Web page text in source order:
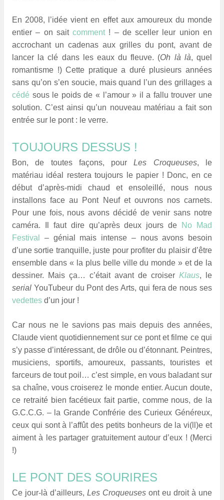
En 2008, l’idée vient en effet aux amoureux du monde
entier – on saitcomment! – de sceller leur union en
accrochant un cadenas aux grilles du pont, avant de
lancer la clé dans les eaux du fleuve. (Oh là là, quel
romantisme !)Cette pratique a duré plusieurs années
sans qu’on s’en soucie, mais quand l’un des grillages a
cédé sous le poids de « l’amour » il a fallu trouver une
solution. C’est ainsi qu’un nouveau matériau a fait son
entrée sur le pont : le verre.
TOUJOURS DESSUS !
Bon, de toutes façons, pourLes Croqueuses, le
matériau idéal restera toujours le papier ! Donc, en ce
début d’après-midi chaud et ensoleillé, nous nous
installons face au Pont Neuf et ouvrons nos carnets.
Pour une fois, nous avons décidé de venir sans notre
caméra. Il faut dire qu’après deux jours de
No Mad
Festival
– génial mais intense – nous avons besoin
d’une sortie tranquille, juste pour profiter du plaisir d’être
ensemble dans « la plus belle ville du monde » et de la
dessiner. Mais ça… c’était avant de croiser Klaus, le
serial YouTubeur du Pont des Arts, qui fera de nous ses
vedettes d’un jour !
Car nous ne le savions pas mais depuis des années,
Claude vient quotidiennement sur ce pont etfilme ce qui
s’y passe d’intéressant, de drôle ou d’étonnant. Peintres,
musiciens, sportifs, amoureux, passants, touristes et
farceurs de tout poil… c’est simple, en vous baladant sur
sa chaîne, vous croiserez le monde entier. Aucun doute,
ce retraité bien facétieux fait partie, comme nous, de la
G.C.C.G. – la Grande Confrérie des Curieux Généreux,
ceux qui sont à l’affût des petits bonheurs de la vi(ll)e et
aiment à les partager gratuitement autour d’eux ! (Merci
!)
LE PONT DES SOURIRES
Ce jour-là d’ailleurs, Les Croqueuses ont eu droit à une